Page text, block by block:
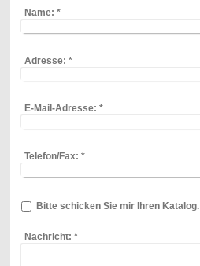
Name: *
Adresse: *
E-Mail-Adresse: *
Telefon/Fax: *
Bitte schicken Sie mir Ihren Katalog.
Nachricht: *